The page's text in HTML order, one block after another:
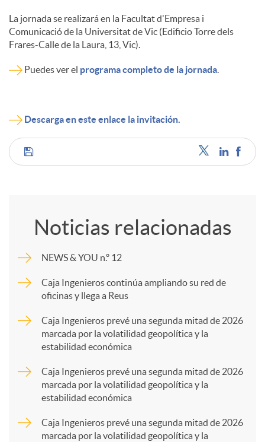
La jornada se realizará en la Facultat d'Empresa i
Comunicació de la Universitat de Vic (Edificio Torre dels
Frares-Calle de la Laura, 13, Vic).
Puedes ver el programa completo de la jornada
Descarga en este enlace la invitación.
C
p
a
Noticias relacionadas
NEWS & YOU n.º 12
Caja Ingenieros continúa ampliando su red de
oficinas y llega a Reus
Caja Ingenieros prevé una segunda mitad de 2026
marcada por la volatilidad geopolítica y la
estabilidad económica
Caja Ingenieros prevé una segunda mitad de 2026
marcada por la volatilidad geopolítica y la
estabilidad económica
Caja Ingenieros prevé una segunda mitad de 2026
marcada por la volatilidad geopolítica y la